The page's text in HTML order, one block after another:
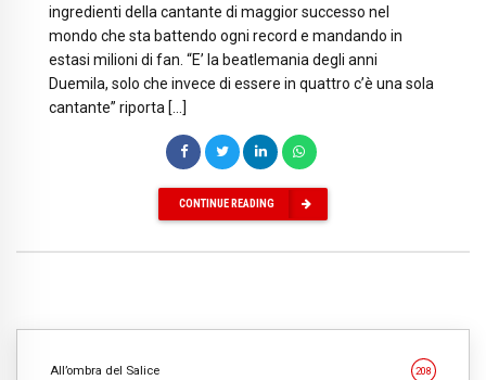
ingredienti della cantante di maggior successo nel
mondo che sta battendo ogni record e mandando in
estasi milioni di fan. “E’ la beatlemania degli anni
Duemila, solo che invece di essere in quattro c’è una sola
cantante” riporta […]
CONTINUE READING
All’ombra del Salice 208